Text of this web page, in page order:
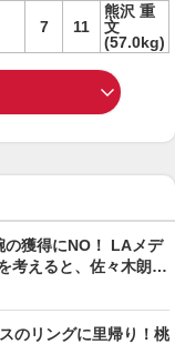
7 11
熊沢 重
文
(57.0kg)
の獲得にNO！ LAメデ
考えると、佐々木朗希
のリングに里帰り！桃